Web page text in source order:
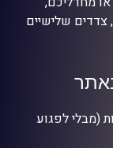
צדדים שלישיים
(מבלי לפגוע